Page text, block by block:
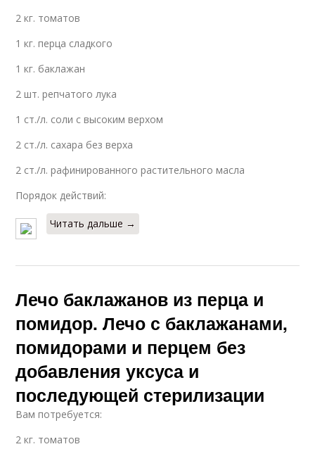
2 кг. томатов
1 кг. перца сладкого
1 кг. баклажан
2 шт. репчатого лука
1 ст./л. соли с высоким верхом
2 ст./л. сахара без верха
2 ст./л. рафинированного растительного масла
Порядок действий:
Читать дальше →
Лечо баклажанов из перца и
помидор. Лечо с баклажанами,
помидорами и перцем без
добавления уксуса и
последующей стерилизации
Вам потребуется:
2 кг. томатов